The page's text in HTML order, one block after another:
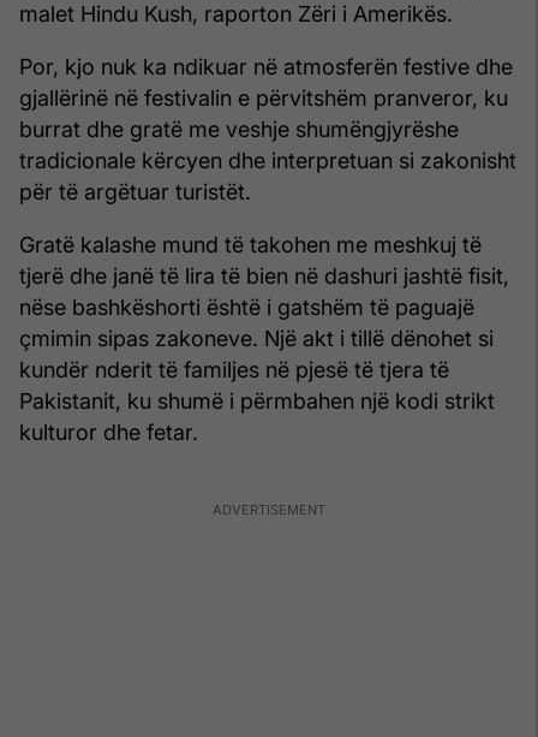
malet Hindu Kush, raporton Zëri i Amerikës.
Por, kjo nuk ka ndikuar në atmosferën festive dhe
gjallërinë në festivalin e përvitshëm pranveror, ku
burrat dhe gratë me veshje shumëngjyrëshe
tradicionale kërcyen dhe interpretuan si zakonisht
për të argëtuar turistët.
Gratë kalashe mund të takohen me meshkuj të
tjerë dhe janë të lira të bien në dashuri jashtë fisit,
nëse bashkëshorti është i gatshëm të paguajë
çmimin sipas zakoneve. Një akt i tillë dënohet si
kundër nderit të familjes në pjesë të tjera të
Pakistanit, ku shumë i përmbahen një kodi strikt
kulturor dhe fetar.